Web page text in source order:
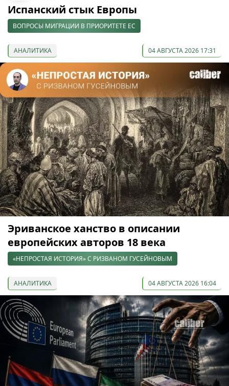
Испанский стык Европы
ВОПРОСЫ МИГРАЦИИ В ПРИОРИТЕТЕ ЕС
АНАЛИТИКА 04 АВГУСТА 2026 17:31
Эриванское ханство в описании
европейских авторов 18 века
«НЕПРОСТАЯ ИСТОРИЯ» С РИЗВАНОМ ГУСЕЙНОВЫМ
АНАЛИТИКА 04 АВГУСТА 2026 16:04